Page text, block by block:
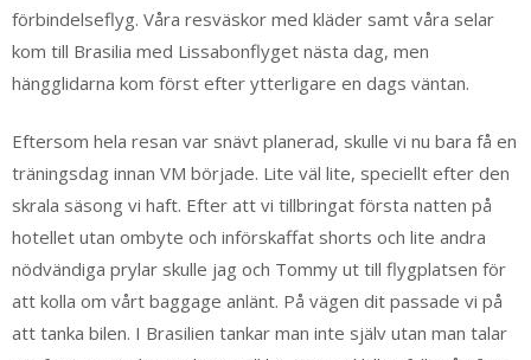
förbindelseflyg. Våra resväskor med kläder samt våra selar
kom till Brasilia med Lissabonflyget nästa dag, men
hängglidarna kom först efter ytterligare en dags väntan.
Eftersom hela resan var snävt planerad, skulle vi nu bara få en
träningsdag innan VM började. Lite väl lite, speciellt efter den
skrala säsong vi haft. Efter att vi tillbringat första natten på
hotellet utan ombyte och införskaffat shorts och lite andra
nödvändiga prylar skulle jag och Tommy ut till flygplatsen för
att kolla om vårt baggage anlänt. På vägen dit passade vi på
att tanka bilen. I Brasilien tankar man inte själv utan man talar